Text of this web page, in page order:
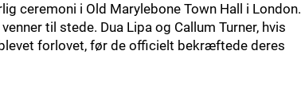
ceremoni i Old Marylebone Town Hall i London.
til stede. Dua Lipa og Callum Turner, hvis
forlovet, før de officielt bekræftede deres